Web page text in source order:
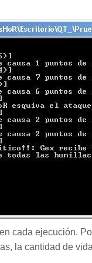
cada ejecución.
la cantidad de